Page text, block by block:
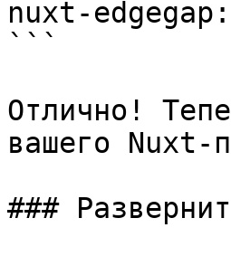
nuxt-
```
Отлично!
вашего Nuxt-
###